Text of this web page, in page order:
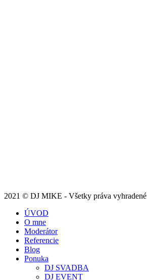
2021 © DJ MIKE - Všetky práva vyhradené
ÚVOD
O mne
Moderátor
Referencie
Blog
Ponuka
DJ SVADBA
DJ EVENT